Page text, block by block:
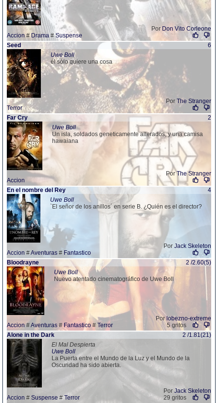
Por Don Vito Corleone
Accion# Drama#Suspense
Seed
6
Uwe Boll
él sólo quiere una cosa
Por The Stranger
Terror
Far Cry
2
Uwe Boll
Un isla, soldados geneticamente alterados, y una camisa
hawaiana
PorThe Stranger
Accion
En el nombre del Rey
4
Uwe Boll
`El señor de los anillos´ en serie B. ¿Quién es el director?
Por Jack Skeleton
Accion #Aventuras # Fantastico
Bloodrayne
2 /2.60(5)
Uwe Boll
Nuevo atentado cinematográfico de Uwe Boll
Por lobezno-extreme
Accion#Aventuras# Fantastico # Terror
5 gritos
Alone in the Dark
2 /1.81(21)
El Mal Despierta
Uwe Boll
La Puerta entre el Mundo de la Luz y el Mundo de la
Oscuridad ha sido abierta.
Por Jack Skeleton
Accion # Suspense # Terror 29 gritos